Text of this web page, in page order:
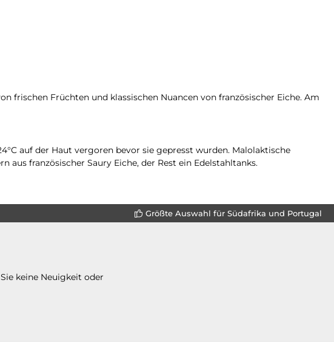
frischen Früchten und klassischen Nuancen von französischer Eiche. Am
auf der Haut vergoren bevor sie gepresst wurden. Malolaktische
französischer Saury Eiche, der Rest ein Edelstahltanks.
Größte Auswahl für Südafrika und Portugal
keine Neuigkeit oder